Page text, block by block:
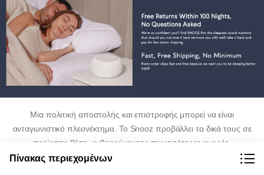
Μια πολιτική αποστολής και επιστροφής μπορεί να είναι
ανταγωνιστικό πλεονέκτημα. Το Snooz προβάλλει τα δικά τους σε
περίοπτη θέση, ενθαρρύνοντας περισσότερες αγορές.
Πίνακας περιεχομένων